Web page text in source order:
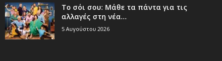
Το σόι σου: Μάθε τα πάντα για τις
αλλαγές στη νέα...
5 Αυγούστου 2026